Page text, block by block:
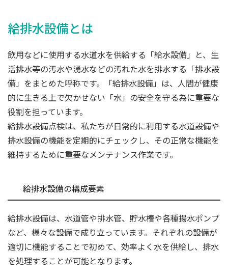
給排水設備とは
飲用などに使用する水道水を供給する「給水設備」と、生
活排水等の汚水や湧水などの汚れた水を排水する「排水設
備」をまとめた呼称です。「給排水設備」は、人間が健康
的に生きる上で欠かせない「水」の安全を守る為に重要な
役割を担っています。
給排水設備点検は、私たちが日常的に利用する水道設備や
排水設備の機能を定期的にチェックし、その正常な機能を
維持するために重要なメンテナンス作業です。
給排水設備の構成要素
給排水設備は、水道管や排水管、貯水槽や各種揚水ポンプ
など、様々な設備で成り立っています。それぞれの設備が
適切に機能することで初めて、効率よく水を供給し、排水
を処理することが可能となります。